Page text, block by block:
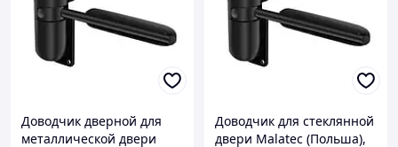
Доводчик дверной для
металлической двери
Доводчик для стеклянной
двери Malatec (Польша),